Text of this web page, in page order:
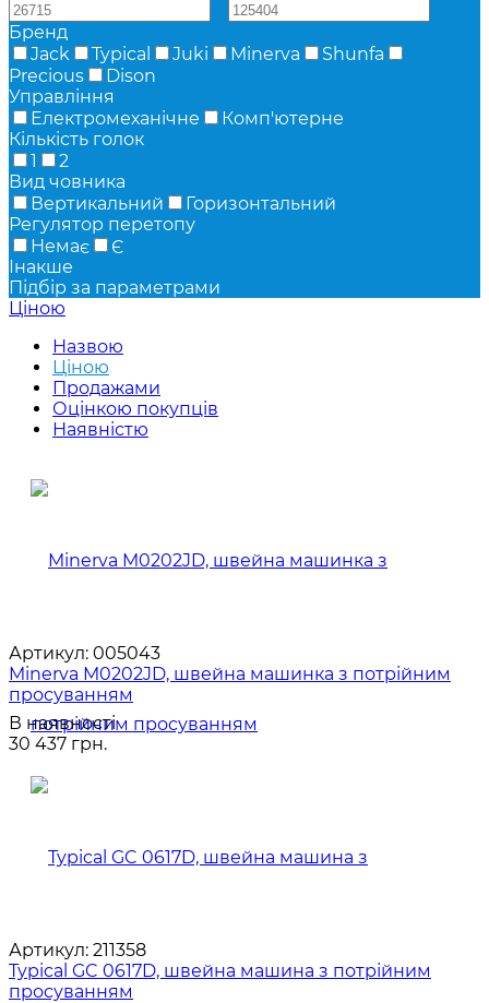
Бренд
Jack
Typical Juki Minerva
Shunfa
Precious
Dison
Управління
Електромеханічне
Комп'ютерне
Кількість голок
1
2
Вид човника
Вертикальний
Горизонтальний
Регулятор перетопу
Немає
Є
Інакше
Підбір за параметрами
Ціною
Назвою
Ціною
Продажами
Оцінкою покупців
Наявністю
Артикул: 005043
Minerva M0202JD, швейна машинка з потрійним
просуванням
В наявності
30 437 грн.
Артикул: 211358
Typical GC 0617D, швейна машина з потрійним
просуванням